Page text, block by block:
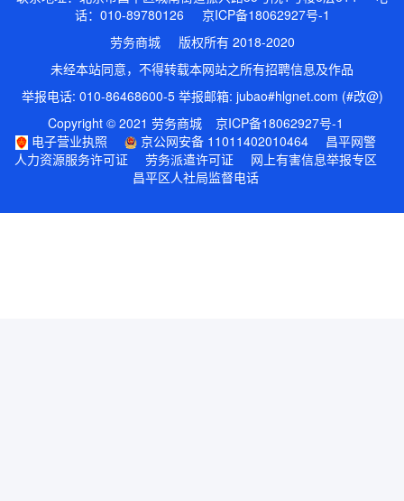
话：010-89780126 京ICP备18062927号-1
劳务商城 版权所有 2018-2020
未经本站同意，不得转载本网站之所有招聘信息及作品
举报电话: 010-86468600-5 举报邮箱: jubao#hlgnet.com (#改@)
Copyright © 2021 劳务商城
京ICP备18062927号-1
电子营业执照
京公网安备 11011402010464
昌平网警
人力资源服务许可证
劳务派遣许可证
网上有害信息举报专区
昌平区人社局监督电话